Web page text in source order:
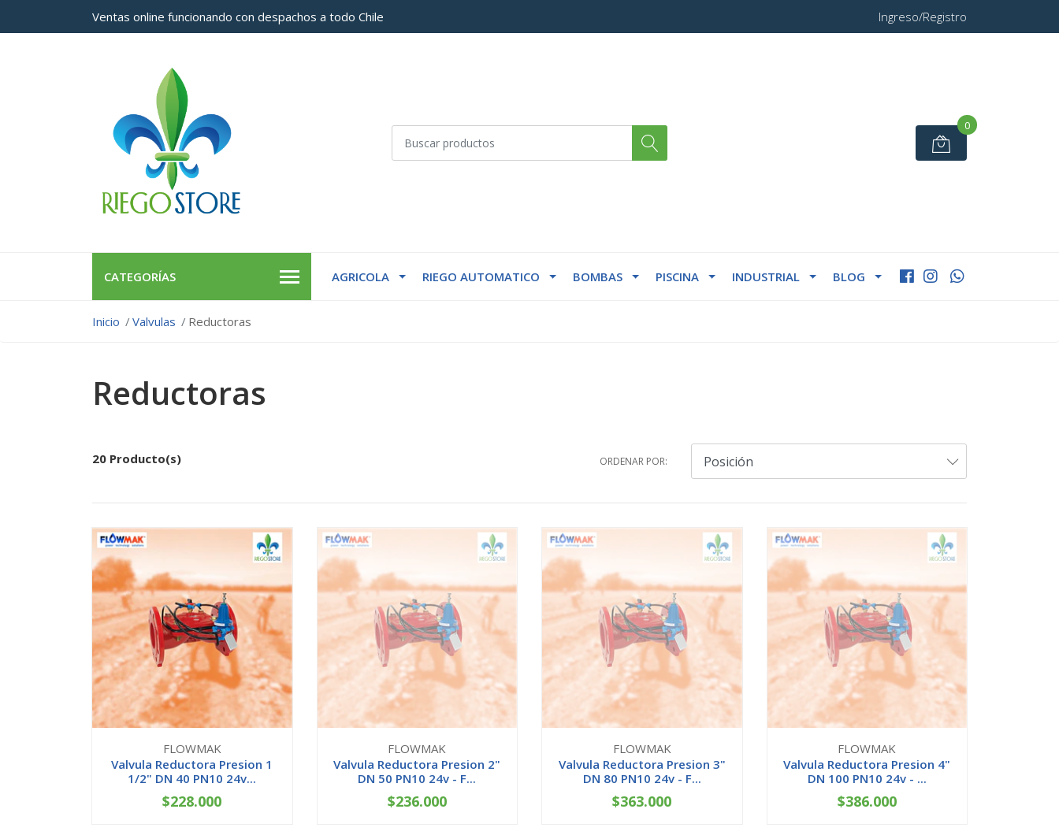
Ventas online funcionando con despachos a todo Chile Ingreso/Registro
0
CATEGORÍAS AGRICOLA RIEGO AUTOMATICO BOMBAS PISCINA INDUSTRIAL BLOG
Inicio Valvulas Reductoras
Reductoras
20 Producto(s) ORDENAR POR:
FLOWMAK
Valvula Reductora Presion 1
1/2" DN 40 PN10 24v...
+
$228.000
FLOWMAK
Valvula Reductora Presion 2"
DN 50 PN10 24v - F...
AGOTADO
$236.000
FLOWMAK
Valvula Reductora Presion 3"
DN 80 PN10 24v - F...
AGOTADO
$363.000
FLOWMAK
Valvula Reductora Presion 4"
DN 100 PN10 24v - ...
AGOTADO
$386.000